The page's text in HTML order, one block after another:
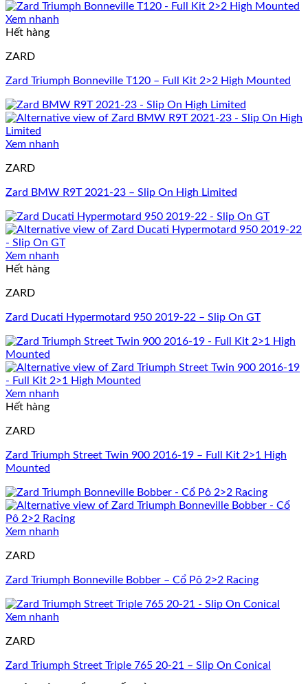
Xem nhanh
Hết hàng
ZARD
Zard Triumph Bonneville T120 – Full Kit 2>2 High Mounted
Xem nhanh
ZARD
Zard BMW R9T 2021-23 – Slip On High Limited
Xem nhanh
Hết hàng
ZARD
Zard Ducati Hypermotard 950 2019-22 – Slip On GT
Xem nhanh
Hết hàng
ZARD
Zard Triumph Street Twin 900 2016-19 – Full Kit 2>1 High
Mounted
Xem nhanh
ZARD
Zard Triumph Bonneville Bobber – Cổ Pô 2>2 Racing
Xem nhanh
ZARD
Zard Triumph Street Triple 765 20-21 – Slip On Conical